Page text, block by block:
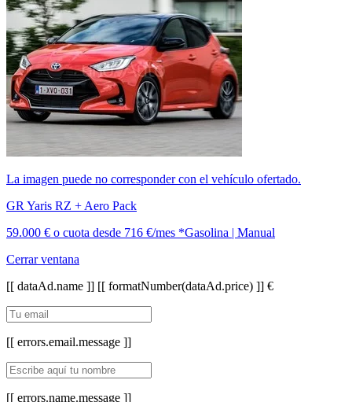
La imagen puede no corresponder con el vehículo ofertado.
GR Yaris RZ + Aero Pack
59.000 € o cuota desde 716 €/mes *Gasolina | Manual
Cerrar ventana
[[ dataAd.name ]] [[ formatNumber(dataAd.price) ]] €
[[ errors.email.message ]]
[[ errors.name.message ]]